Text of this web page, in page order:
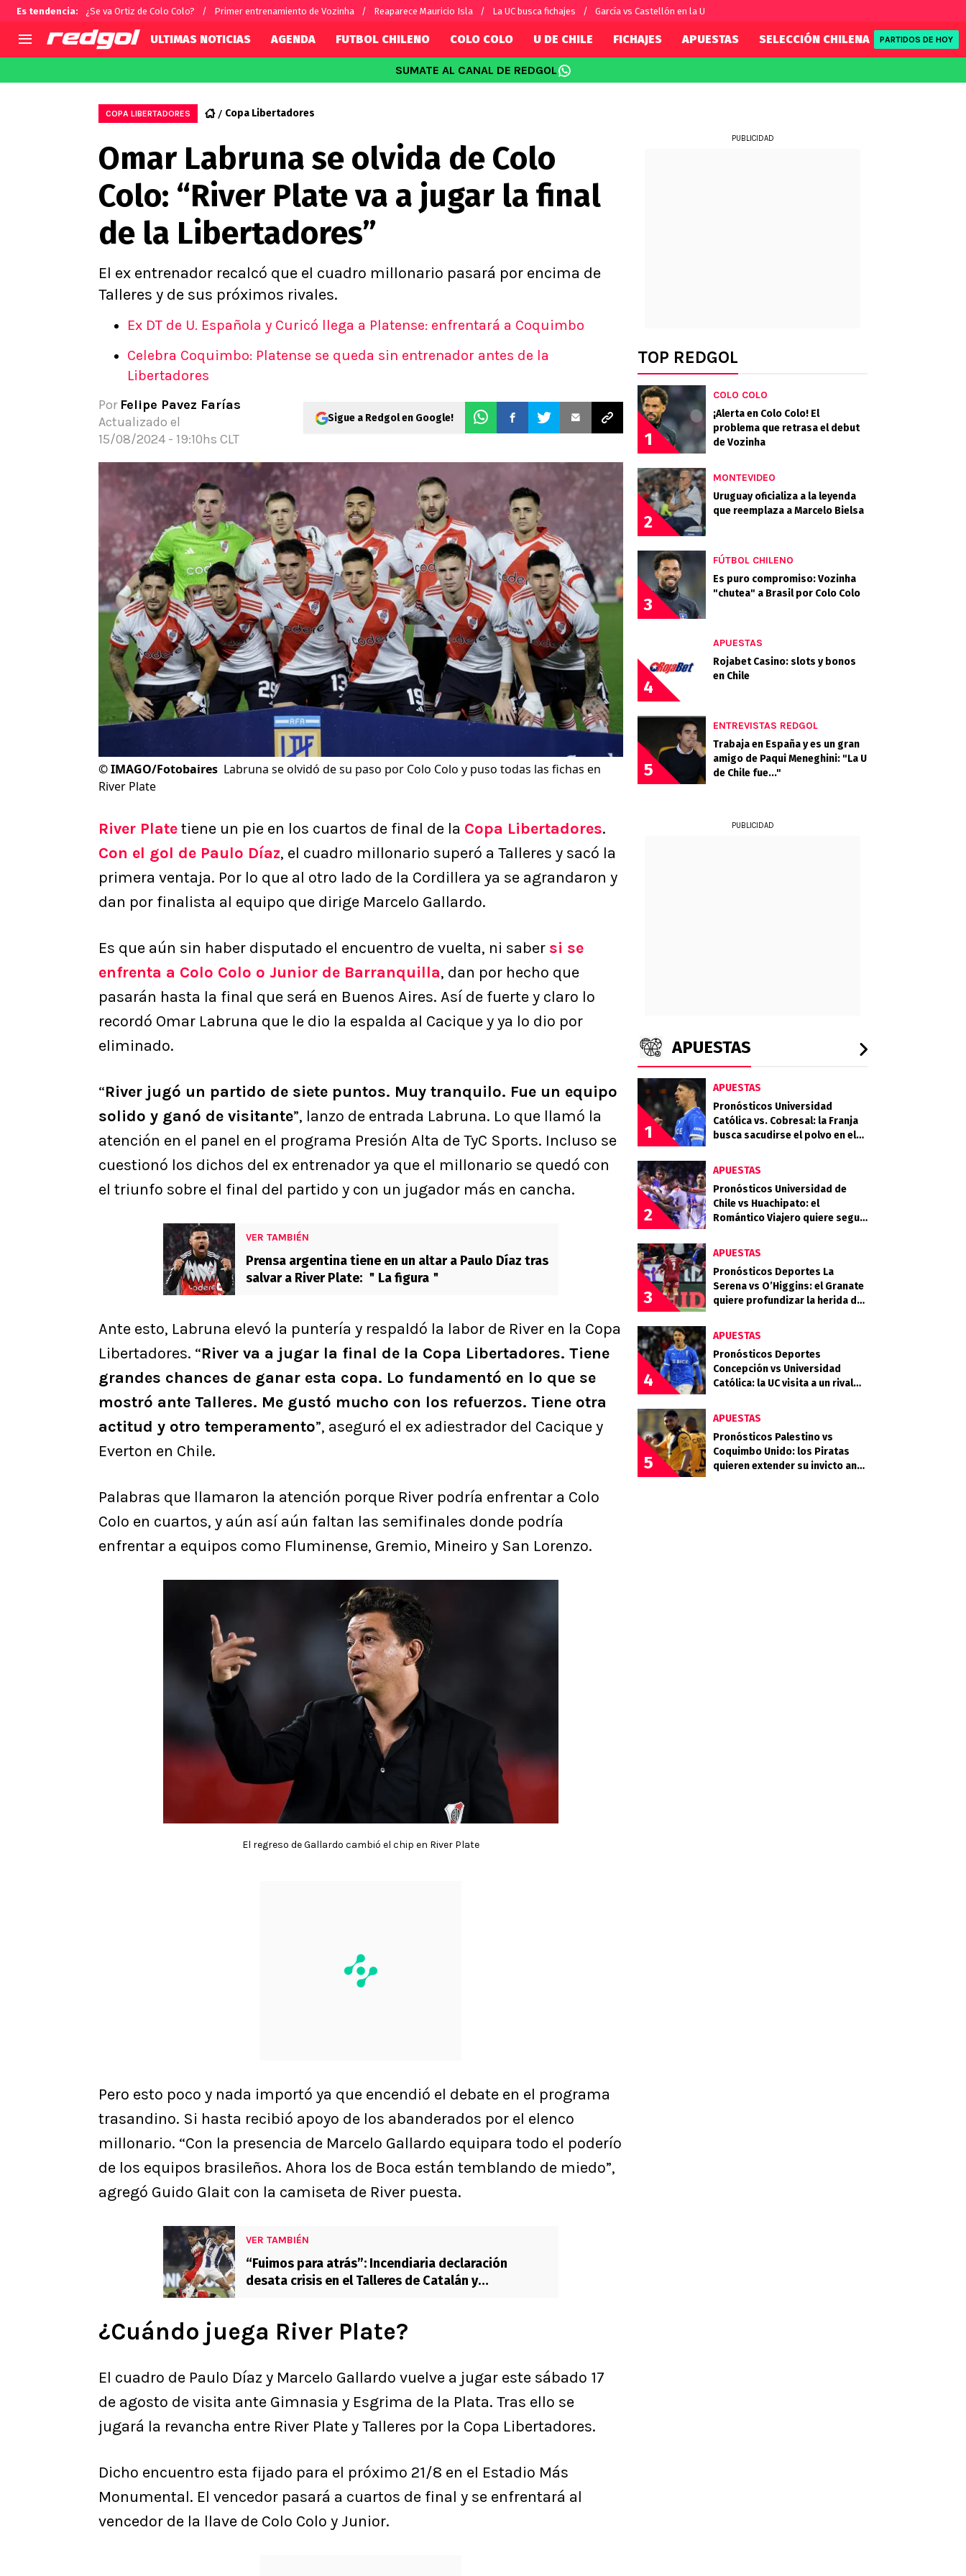
Es tendencia: ¿Se va Ortiz de Colo Colo? Primer entrenamiento de Vozinha Reaparece Mauricio Isla La UC busca fichajes García vs Castellón en la U
Selección Chilena
U de Chile
U Católica
Campeonato Nacional
Primera B
Segunda División
Copa Chile
Supercopa Chile
Campeonato Femenino
Fútbol Internacional
Alexis Sánchez
Carlos Palacios
Chilenos por el mundo
Fútbol Argentino
Fútbol Brasileño
Premier League
Serie A
Pronósticos
Apuesta del día
ULTIMAS NOTICIAS AGENDA FUTBOL CHILENO COLO COLO U DE CHILE FICHAJES APUESTAS SELECCIÓN CHILENA REDSPORT
PARTIDOS DE HOY
SUMATE AL CANAL DE REDGOL
COPA LIBERTADORES Copa Libertadores
Omar Labruna se olvida de Colo
Colo: “River Plate va a jugar la final
de la Libertadores”
El ex entrenador recalcó que el cuadro millonario pasará por encima de
Talleres y de sus próximos rivales.
Ex DT de U. Española y Curicó llega a Platense: enfrentará a Coquimbo
Celebra Coquimbo: Platense se queda sin entrenador antes de la
Libertadores
Por Felipe Pavez Farías
Actualizado el
15/08/2024 - 19:10hs CLT
Sigue a Redgol en Google!
©IMAGO/Fotobaires Labruna se olvidó de su paso por Colo Colo y puso todas las fichas en
River Plate
River Platetiene un pie en los cuartos de final de la Copa Libertadores.
Con el gol de Paulo Díaz, el cuadro millonario superó a Talleres y sacó la
primera ventaja. Por lo que al otro lado de la Cordillera ya se agrandaron y
dan por finalista al equipo que dirige Marcelo Gallardo.
Es que aún sin haber disputado el encuentro de vuelta, ni saber si se
enfrenta a Colo Colo o Junior de Barranquilla, dan por hecho que
pasarán hasta la final que será en Buenos Aires. Así de fuerte y claro lo
recordó Omar Labruna que le dio la espalda al Cacique y ya lo dio por
eliminado.
“River jugó un partido de siete puntos. Muy tranquilo. Fue un equipo
solido y ganó de visitante”, lanzo de entrada Labruna. Lo que llamó la
atención en el panel en el programa Presión Alta de TyC Sports. Incluso se
cuestionó los dichos del ex entrenador ya que el millonario se quedó con
el triunfo sobre el final del partido y con un jugador más en cancha.
VER TAMBIÉN
Prensa argentina tiene en un altar a Paulo Díaz tras
salvar a River Plate: ＂La figura＂
Ante esto, Labruna elevó la puntería y respaldó la labor de River en la Copa
Libertadores. “River va a jugar la final de la Copa Libertadores. Tiene
grandes chances de ganar esta copa. Lo fundamentó en lo que se
mostró ante Talleres. Me gustó mucho con los refuerzos. Tiene otra
actitud y otro temperamento”, aseguró el ex adiestrador del Cacique y
Everton en Chile.
Palabras que llamaron la atención porque River podría enfrentar a Colo
Colo en cuartos, y aún así aún faltan las semifinales donde podría
enfrentar a equipos como Fluminense, Gremio, Mineiro y San Lorenzo.
El regreso de Gallardo cambió el chip en River Plate
Pero esto poco y nada importó ya que encendió el debate en el programa
trasandino. Si hasta recibió apoyo de los abanderados por el elenco
millonario. “Con la presencia de Marcelo Gallardo equipara todo el poderío
de los equipos brasileños. Ahora los de Boca están temblando de miedo”,
agregó Guido Glait con la camiseta de River puesta.
VER TAMBIÉN
“Fuimos para atrás”: Incendiaria declaración
desata crisis en el Talleres de Catalán y
¿Cuándo juega River Plate?
El cuadro de Paulo Díaz y Marcelo Gallardo vuelve a jugar este sábado 17
de agosto de visita ante Gimnasia y Esgrima de la Plata. Tras ello se
jugará la revancha entre River Plate y Talleres por la Copa Libertadores.
Dicho encuentro esta fijado para el próximo 21/8 en el Estadio Más
Monumental. El vencedor pasará a cuartos de final y se enfrentará al
vencedor de la llave de Colo Colo y Junior.
PUBLICIDAD
TOP REDGOL
1
COLO COLO
¡Alerta en Colo Colo! El
problema que retrasa el debut
de Vozinha
2
MONTEVIDEO
Uruguay oficializa a la leyenda
que reemplaza a Marcelo Bielsa
3
FÚTBOL CHILENO
Es puro compromiso: Vozinha
"chutea" a Brasil por Colo Colo
4
APUESTAS
Rojabet Casino: slots y bonos
en Chile
5
ENTREVISTAS REDGOL
Trabaja en España y es un gran
amigo de Paqui Meneghini: "La U
de Chile fue..."
PUBLICIDAD
APUESTAS
1
APUESTAS
Pronósticos Universidad
Católica vs. Cobresal: la Franja
busca sacudirse el polvo en el
2
APUESTAS
Pronósticos Universidad de
Chile vs Huachipato: el
Romántico Viajero quiere seguir
3
APUESTAS
Pronósticos Deportes La
Serena vs O’Higgins: el Granate
quiere profundizar la herida del
4
APUESTAS
Pronósticos Deportes
Concepción vs Universidad
Católica: la UC visita a un rival
5
APUESTAS
Pronósticos Palestino vs
Coquimbo Unido: los Piratas
quieren extender su invicto ante